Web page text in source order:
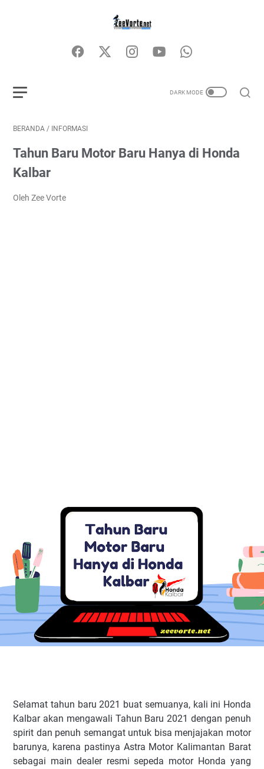
BERANDA / INFORMASI
Tahun Baru Motor Baru Hanya di Honda
Kalbar
Oleh Zee Vorte
Selamat tahun baru 2021 buat semuanya, kali ini Honda
Kalbar akan mengawali Tahun Baru 2021 dengan penuh
spirit dan penuh semangat untuk bisa menjajakan motor
barunya, karena pastinya Astra Motor Kalimantan Barat
sebagai main dealer resmi sepeda motor Honda yang